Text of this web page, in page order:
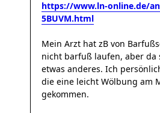
https://www.ln-online.de/
5BUVM.html
Mein Arzt hat zB von
nicht barfuß laufen, aber da
etwas anderes. Ich
die eine leicht Wölbung am
gekommen.